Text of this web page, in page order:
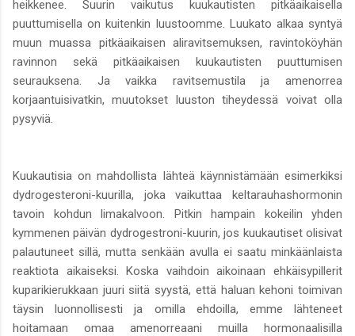
heikkenee. Suurin vaikutus kuukautisten pitkäaikaisella
puuttumisella on kuitenkin luustoomme. Luukato alkaa syntyä
muun muassa pitkäaikaisen aliravitsemuksen, ravintoköyhän
ravinnon sekä pitkäaikaisen kuukautisten puuttumisen
seurauksena. Ja vaikka ravitsemustila ja amenorrea
korjaantuisivatkin, muutokset luuston tiheydessä voivat olla
pysyviä.
Kuukautisia on mahdollista lähteä käynnistämään esimerkiksi
dydrogesteroni-kuurilla, joka vaikuttaa keltarauhashormonin
tavoin kohdun limakalvoon. Pitkin hampain kokeilin yhden
kymmenen päivän dydrogestroni-kuurin, jos kuukautiset olisivat
palautuneet sillä, mutta senkään avulla ei saatu minkäänlaista
reaktiota aikaiseksi. Koska vaihdoin aikoinaan ehkäisypillerit
kuparikierukkaan juuri siitä syystä, että haluan kehoni toimivan
täysin luonnollisesti ja omilla ehdoilla, emme lähteneet
hoitamaan omaa amenorreaani muilla hormonaalisilla